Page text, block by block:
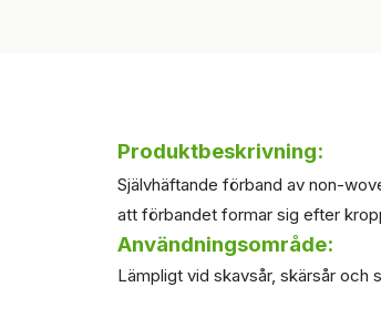
Produktbeskrivning:
Självhäftande förband av non-
att förbandet formar sig efter
Användningsområde:
Lämpligt vid skavsår, skärsår och